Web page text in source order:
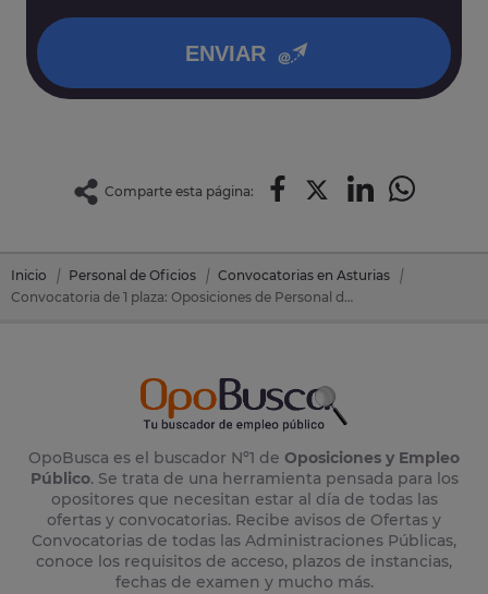
ENVIAR
Comparte esta página:
Inicio Personal de Oficios
Convocatorias en Asturias
Convocatoria de 1 plaza: Oposiciones de Personal de Oficios en Oviedo (Asturias)
OpoBusca es el buscador Nº1 de Oposiciones y Empleo
Público. Se trata de una herramienta pensada para los
opositores que necesitan estar al día de todas las
ofertas y convocatorias. Recibe avisos de Ofertas y
Convocatorias de todas las Administraciones Públicas,
conoce los requisitos de acceso, plazos de instancias,
fechas de examen y mucho más.